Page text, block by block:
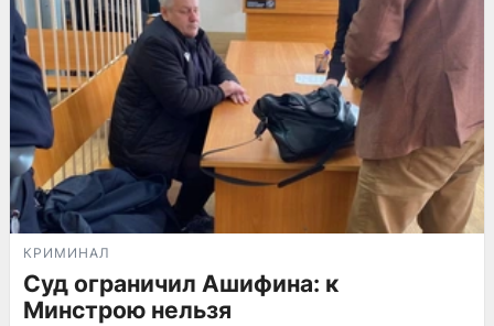
КРИМИНАЛ
Суд ограничил Ашифина: к
Минстрою нельзя